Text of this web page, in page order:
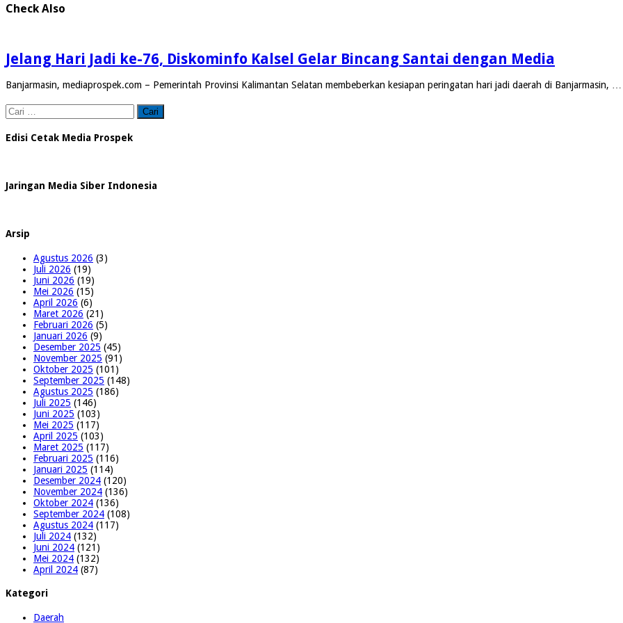
Check Also
Jelang Hari Jadi ke-76, Diskominfo Kalsel Gelar Bincang Santai dengan Media
Banjarmasin, mediaprospek.com – Pemerintah Provinsi Kalimantan Selatan membeberkan kesiapan peringatan hari jadi daerah di Banjarmasin, …
Cari
untuk:
Edisi Cetak Media Prospek
Jaringan Media Siber Indonesia
Arsip
Agustus 2026 (3)
Juli 2026 (19)
Juni 2026 (19)
Mei 2026 (15)
April 2026 (6)
Maret 2026 (21)
Februari 2026 (5)
Januari 2026 (9)
Desember 2025 (45)
November 2025 (91)
Oktober 2025 (101)
September 2025 (148)
Agustus 2025 (186)
Juli 2025 (146)
Juni 2025 (103)
Mei 2025 (117)
April 2025 (103)
Maret 2025 (117)
Februari 2025 (116)
Januari 2025 (114)
Desember 2024 (120)
November 2024 (136)
Oktober 2024 (136)
September 2024 (108)
Agustus 2024 (117)
Juli 2024 (132)
Juni 2024 (121)
Mei 2024 (132)
April 2024 (87)
Kategori
Daerah